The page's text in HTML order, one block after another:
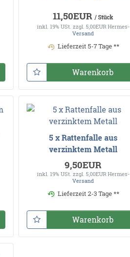
11,50EUR/ Stück
inkl. 19% USt. zzgl. 5,00EUR Hermes-
Versand
Lieferzeit 5-7 Tage **
Warenkorb
5 x Rattenfalle aus
verzinktem Metall
9,50EUR
inkl. 19% USt. zzgl. 5,00EUR Hermes-
Versand
Lieferzeit 2-3 Tage **
Warenkorb